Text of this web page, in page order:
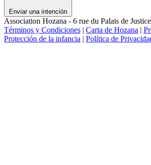
Enviar una intención
Association Hozana - 6 rue du Palais de
Términos y Condiciones | Carta de Hozana |
Protección de la infancia | Política de